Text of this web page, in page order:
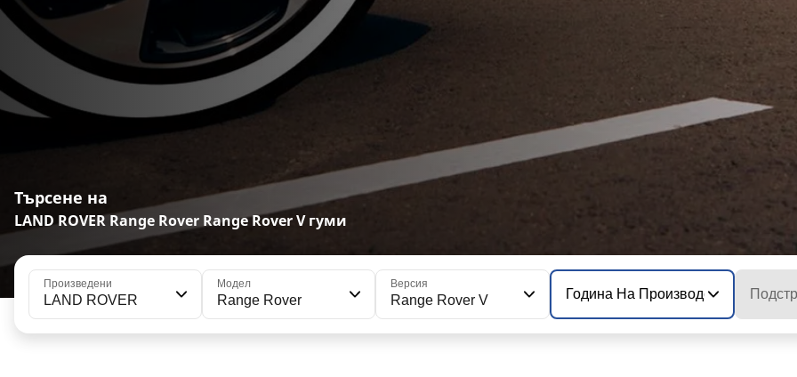
Търсене на
LAND ROVER Range Rover Range Rover V гуми
Произведени
LAND ROVER
Модел
Range Rover
Версия
Range Rover V Година На Производство На